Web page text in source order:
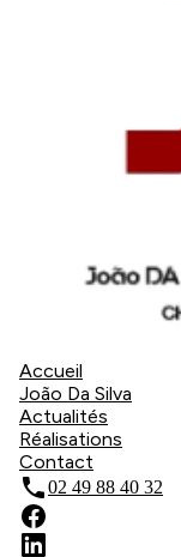
Accueil
João Da Silva
Actualités
Réalisations
Contact
phone02 49 88 40 32